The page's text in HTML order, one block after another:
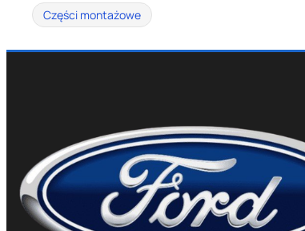
Części montażowe